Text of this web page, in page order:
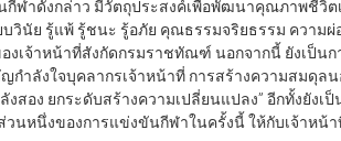
กีฬาดังกล่าว มีวัตถุประสงค์เพื่อพัฒนาคุณภาพชีวิ
บวินัย รู้แพ้ รู้ชนะ รู้อภัย คุณธรรมจริยธรรม ความ
งเจ้าหน้าที่สังกัดกรมราชทัณฑ์ นอกจากนี้ ยังเป็น
กำลังใจบุคลากรเจ้าหน้าที่ การสร้างความสมดุล
งสอง ยกระดับสร้างความเปลี่ยนแปลง” อีกทั้งยัง
วนหนึ่งของการแข่งขันกีฬาในครั้งนี้ ให้กับเจ้าห